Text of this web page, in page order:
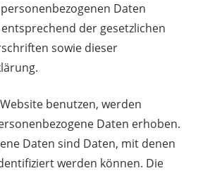
Daten
der gesetzlichen
sowie dieser
benutzen, werden
Daten erhoben.
Daten sind Daten, mit denen
werden können. Die